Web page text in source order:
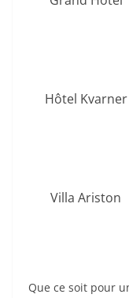
Hôtel Kvarner
Villa Ariston
Que ce soit pour